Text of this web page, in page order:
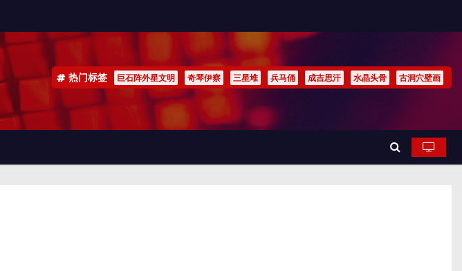
热门标签 巨石阵外星文明 奇琴伊察 三星堆 兵马俑 成吉思汗 水晶头骨 古洞穴壁画